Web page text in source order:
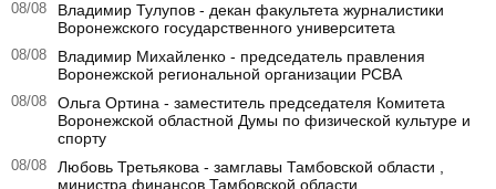
08/08
Владимир Тулупов - декан факультета журналистики
Воронежского государственного университета
08/08
Владимир Михайленко - председатель правления
Воронежской региональной организации РСВА
08/08
Ольга Ортина - заместитель председателя Комитета
Воронежской областной Думы по физической культуре и
спорту
08/08
Любовь Третьякова - замглавы Тамбовской области ,
министра финансов Тамбовской области